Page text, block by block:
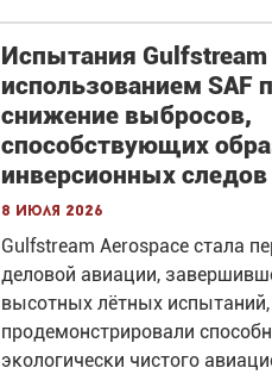
Испытания Gulfstream
использованием SAF
снижение выбросов,
способствующих
инверсионных следов
8 июля 2026
Gulfstream Aerospace стала
деловой авиации,
высотных лётных
продемонстрировали
экологически чистого